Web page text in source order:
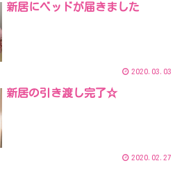
新居にベッドが届きました
2020.03.03
新居の引き渡し完了☆
2020.02.27